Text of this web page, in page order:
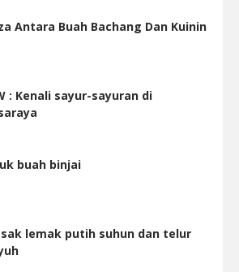
Antara Buah Bachang Dan Kuinin
: Kenali sayur-sayuran di
buah binjai
lemak putih suhun dan telur